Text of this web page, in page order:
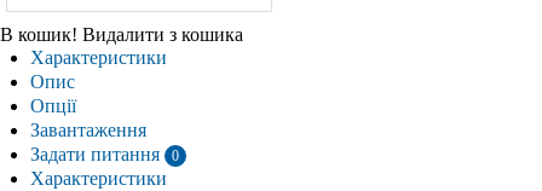
В кошик! Видалити з кошика
Характеристики
Опис
Опції
Завантаження
Задати питання
0
Характеристики